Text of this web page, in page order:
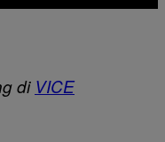
di VICE